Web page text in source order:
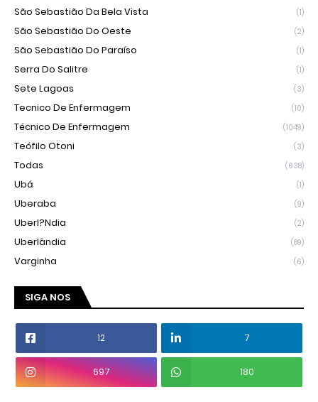
São Sebastião Da Bela Vista (1)
São Sebastião Do Oeste (2)
São Sebastião Do Paraíso (1)
Serra Do Salitre (1)
Sete Lagoas (3)
Tecnico De Enfermagem (10)
Técnico De Enfermagem (1049)
Teófilo Otoni (3)
Todas (638)
Ubá (1)
Uberaba (9)
Uberl?ndia (2)
Uberlândia (89)
Varginha (6)
SIGA NOS
12 7
697 180